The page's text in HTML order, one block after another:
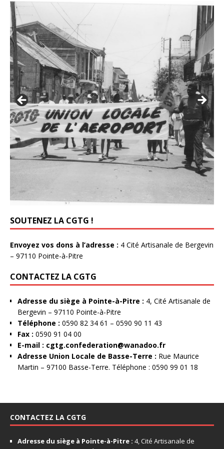
SOUTENEZ LA CGTG !
Envoyez vos dons à l’adresse : 4 Cité Artisanale de Bergevin
– 97110 Pointe-à-Pitre
CONTACTEZ LA CGTG
Adresse du siège à Pointe-à-Pitre : 4, Cité Artisanale de
Bergevin – 97110 Pointe-à-Pitre
Téléphone : 0590 82 34 61 – 0590 90 11 43
Fax : 0590 91 04 00
E-mail : cgtg.confederation@wanadoo.fr
Adresse Union Locale de Basse-Terre : Rue Maurice
Martin – 97100 Basse-Terre. Téléphone : 0590 99 01 18
CONTACTEZ LA CGTG
Adresse du siège à Pointe-à-Pitre : 4, Cité Artisanale de